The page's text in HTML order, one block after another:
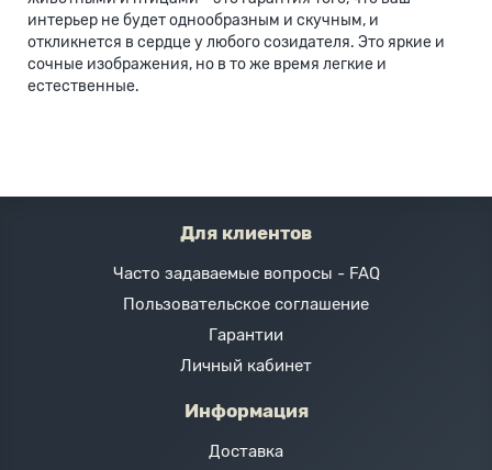
интерьер не будет однообразным и скучным, и
откликнется в сердце у любого созидателя. Это яркие и
сочные изображения, но в то же время легкие и
естественные.
Для клиентов
Часто задаваемые вопросы - FAQ
Пользовательское соглашение
Гарантии
Личный кабинет
Информация
Доставка